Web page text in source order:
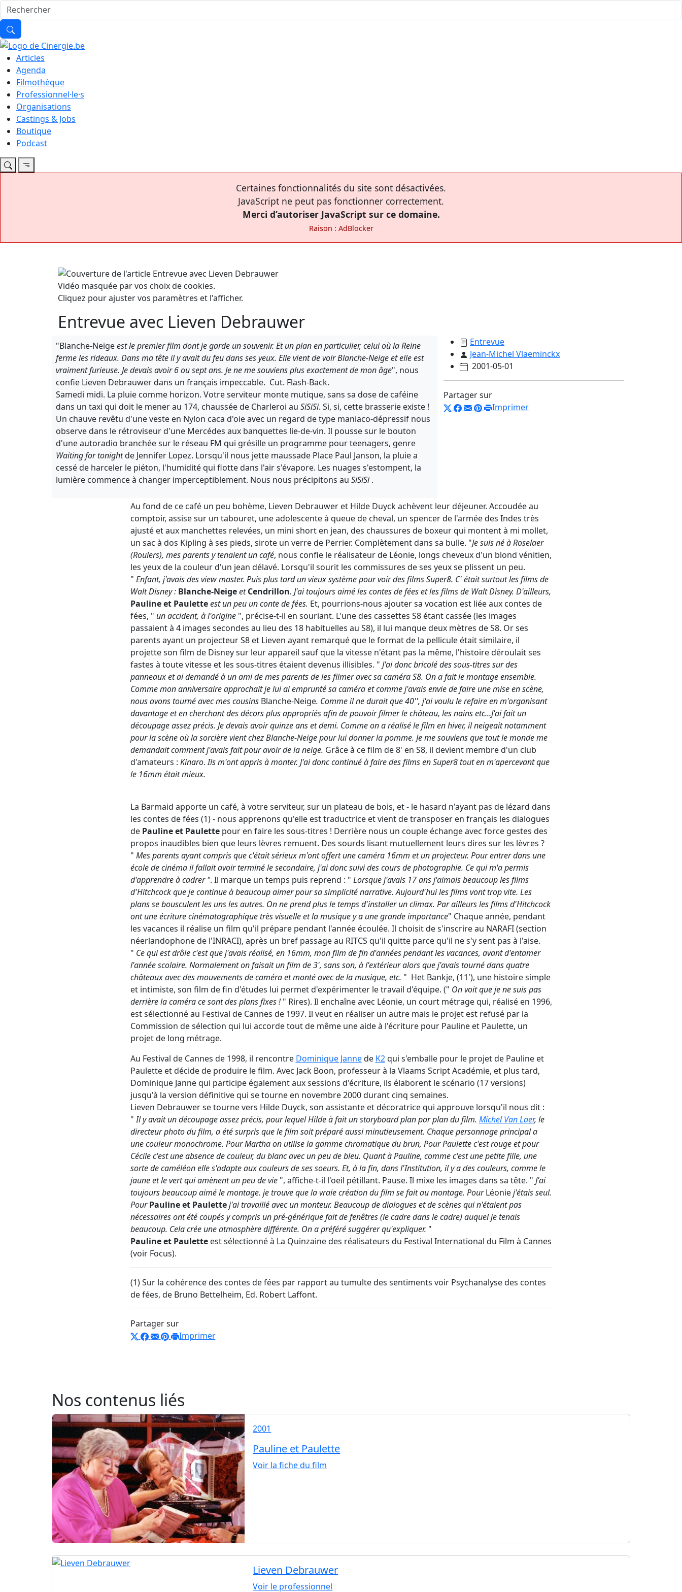
Articles
Agenda
Filmothèque
Professionnel·le·s
Organisations
Castings & Jobs
Boutique
Podcast
Certaines fonctionnalités du site sont désactivées.
JavaScript ne peut pas fonctionner correctement.
Merci d’autoriser JavaScript sur ce domaine.
Raison : AdBlocker
Vidéo masquée par vos choix de cookies.
Cliquez pour ajuster vos paramètres et l'afficher.
Entrevue avec Lieven Debrauwer
"Blanche-Neigeest le premier film dont je garde un souvenir. Et un plan en particulier, celui où la Reine
ferme les rideaux. Dans ma tête il y avait du feu dans ses yeux. Elle vient de voir Blanche-Neige et elle est
vraiment furieuse. Je devais avoir 6 ou sept ans. Je ne me souviens plus exactement de mon âge", nous
confie Lieven Debrauwer dans un français impeccable. Cut. Flash-Back.
Samedi midi. La pluie comme horizon. Votre serviteur monte mutique, sans sa dose de caféine
dans un taxi qui doit le mener au 174, chaussée de Charleroi au SiSiSi. Si, si, cette brasserie existe !
Un chauve revêtu d'une veste en Nylon caca d'oie avec un regard de type maniaco-dépressif nous
observe dans le rétroviseur d'une Mercédes aux banquettes lie-de-vin. Il pousse sur le bouton
d'une autoradio branchée sur le réseau FM qui grésille un programme pour teenagers, genre
Waiting for tonightde Jennifer Lopez. Lorsqu'il nous jette maussade Place Paul Janson, la pluie a
cessé de harceler le piéton, l'humidité qui flotte dans l'air s'évapore. Les nuages s'estompent, la
lumière commence à changer imperceptiblement. Nous nous précipitons au SiSiSi.
Entrevue
Jean-Michel Vlaeminckx
2001-05-01
Partager sur
Imprimer
Au fond de ce café un peu bohème, Lieven Debrauwer et Hilde Duyck achèvent leur déjeuner. Accoudée au
comptoir, assise sur un tabouret, une adolescente à queue de cheval, un spencer de l'armée des Indes très
ajusté et aux manchettes relevées, un mini short en jean, des chaussures de boxeur qui montent à mi mollet,
un sac à dos Kipling à ses pieds, sirote un verre de Perrier. Complètement dans sa bulle. "Je suis né à Roselaer
(Roulers), mes parents y tenaient un café, nous confie le réalisateur de Léonie, longs cheveux d'un blond vénitien,
les yeux de la couleur d'un jean délavé. Lorsqu'il sourit les commissures de ses yeux se plissent un peu.
" Enfant, j'avais des view master. Puis plus tard un vieux système pour voir des films Super8. C' était surtout les films de
Walt Disney : Blanche-NeigeetCendrillon. J'ai toujours aimé les contes de fées et les films de Walt Disney. D'ailleurs,
Pauline et Paulette est un peu un conte de fées. Et, pourrions-nous ajouter sa vocation est liée aux contes de
fées, " un accident, à l'origine ", précise-t-il en souriant. L'une des cassettes S8 étant cassée (les images
passaient à 4 images secondes au lieu des 18 habituelles au S8), il lui manque deux mètres de S8. Or ses
parents ayant un projecteur S8 et Lieven ayant remarqué que le format de la pellicule était similaire, il
projette son film de Disney sur leur appareil sauf que la vitesse n'étant pas la même, l'histoire déroulait ses
fastes à toute vitesse et les sous-titres étaient devenus illisibles. " J'ai donc bricolé des sous-titres sur des
panneaux et ai demandé à un ami de mes parents de les filmer avec sa caméra S8. On a fait le montage ensemble.
Comme mon anniversaire approchait je lui ai emprunté sa caméra et comme j'avais envie de faire une mise en scène,
nous avons tourné avec mes cousins Blanche-Neige. Comme il ne durait que 40'', j'ai voulu le refaire en m'organisant
davantage et en cherchant des décors plus appropriés afin de pouvoir filmer le château, les nains etc...J'ai fait un
découpage assez précis. Je devais avoir quinze ans et demi. Comme on a réalisé le film en hiver, il neigeait notamment
pour la scène où la sorcière vient chez Blanche-Neige pour lui donner la pomme. Je me souviens que tout le monde me
demandait comment j'avais fait pour avoir de la neige. Grâce à ce film de 8' en S8, il devient membre d'un club
d'amateurs : Kinaro.Ils m'ont appris à monter. J'ai donc continué à faire des films en Super8 tout en m'apercevant que
le 16mm était mieux.
La Barmaid apporte un café, à votre serviteur, sur un plateau de bois, et - le hasard n'ayant pas de lézard dans
les contes de fées (1) - nous apprenons qu'elle est traductrice et vient de transposer en français les dialogues
de Pauline et Paulettepour en faire les sous-titres ! Derrière nous un couple échange avec force gestes des
propos inaudibles bien que leurs lèvres remuent. Des sourds lisant mutuellement leurs dires sur les lèvres ?
" Mes parents ayant compris que c'était sérieux m'ont offert une caméra 16mm et un projecteur. Pour entrer dans une
école de cinéma il fallait avoir terminé le secondaire, j'ai donc suivi des cours de photographie. Ce qui m'a permis
d'apprendre à cadrer ". Il marque un temps puis reprend : " Lorsque j'avais 17 ans j'aimais beaucoup les films
d'Hitchcock que je continue à beaucoup aimer pour sa simplicité narrative. Aujourd'hui les films vont trop vite. Les
plans se bousculent les uns les autres. On ne prend plus le temps d'installer un climax. Par ailleurs les films d'Hitchcock
ont une écriture cinématographique très visuelle et la musique y a une grande importance" Chaque année, pendant
les vacances il réalise un film qu'il prépare pendant l'année écoulée. Il choisit de s'inscrire au NARAFI (section
néerlandophone de l'INRACI), après un bref passage au RITCS qu'il quitte parce qu'il ne s'y sent pas à l'aise.
" Ce qui est drôle c'est que j'avais réalisé, en 16mm, mon film de fin d'années pendant les vacances, avant d'entamer
l'année scolaire. Normalement on faisait un film de 3', sans son, à l'extérieur alors que j'avais tourné dans quatre
châteaux avec des mouvements de caméra et monté avec de la musique, etc. " Het Bankje, (11'), une histoire simple
et intimiste, son film de fin d'études lui permet d'expérimenter le travail d'équipe. (" On voit que je ne suis pas
derrière la caméra ce sont des plans fixes !" Rires). Il enchaîne avec Léonie, un court métrage qui, réalisé en 1996,
est sélectionné au Festival de Cannes de 1997. Il veut en réaliser un autre mais le projet est refusé par la
Commission de sélection qui lui accorde tout de même une aide à l'écriture pour Pauline et Paulette, un
projet de long métrage.
Au Festival de Cannes de 1998, il rencontre Dominique Jannede K2qui s'emballe pour le projet de Pauline et
Paulette et décide de produire le film. Avec Jack Boon, professeur à la Vlaams Script Académie, et plus tard,
Dominique Janne qui participe également aux sessions d'écriture, ils élaborent le scénario (17 versions)
jusqu'à la version définitive qui se tourne en novembre 2000 durant cinq semaines.
Lieven Debrauwer se tourne vers Hilde Duyck, son assistante et décoratrice qui approuve lorsqu'il nous dit :
"Il y avait un découpage assez précis, pour lequel Hilde à fait un storyboard plan par plan du film. Michel Van Laer, le
directeur photo du film, a été surpris que le film soit préparé aussi minutieusement. Chaque personnage principal a
une couleur monochrome. Pour Martha on utilise la gamme chromatique du brun, Pour Paulette c'est rouge et pour
Cécile c'est une absence de couleur, du blanc avec un peu de bleu. Quant à Pauline, comme c'est une petite fille, une
sorte de caméléon elle s'adapte aux couleurs de ses soeurs. Et, à la fin, dans l'Institution, il y a des couleurs, comme le
jaune et le vert qui amènent un peu de vie ", affiche-t-il l'oeil pétillant. Pause. Il mixe les images dans sa tête. " J'ai
toujours beaucoup aimé le montage. je trouve que la vraie création du film se fait au montage. PourLéoniej'étais seul.
PourPauline et Paulettej'ai travaillé avec un monteur. Beaucoup de dialogues et de scènes qui n'étaient pas
nécessaires ont été coupés y compris un pré-générique fait de fenêtres (le cadre dans le cadre) auquel je tenais
beaucoup. Cela crée une atmosphère différente. On a préféré suggérer qu'expliquer. "
Pauline et Pauletteest sélectionné à La Quinzaine des réalisateurs du Festival International du Film à Cannes
(voir Focus).
(1) Sur la cohérence des contes de fées par rapport au tumulte des sentiments voir Psychanalyse des contes
de fées, de Bruno Bettelheim, Ed. Robert Laffont.
Partager sur
Imprimer
Nos contenus liés
2001
Pauline et Paulette
Voir la fiche du film
Lieven Debrauwer
Voir le professionnel